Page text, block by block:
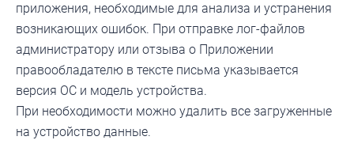
приложения, необходимые для анализа и устранения
возникающих ошибок. При отправке лог-файлов
администратору или отзыва о Приложении
правообладателю в тексте письма указывается
версия ОС и модель устройства.
При необходимости можно удалить все загруженные
на устройство данные.